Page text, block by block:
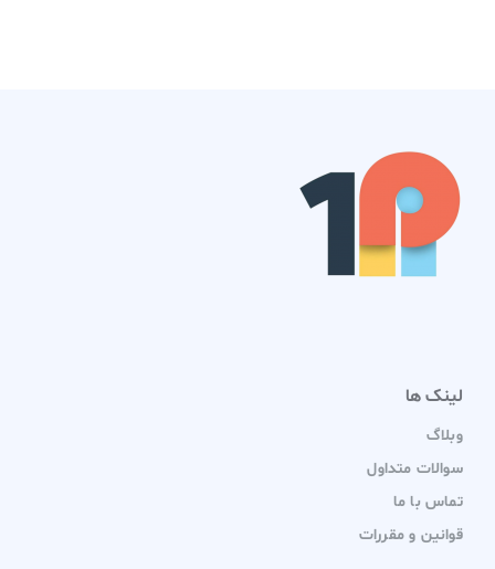
لینک ها
وبلاگ
سوالات متداول
تماس با ما
قوانین و مقررات